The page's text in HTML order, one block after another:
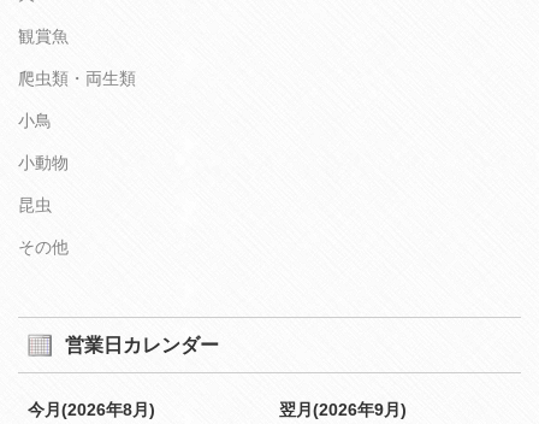
観賞魚
爬虫類・両生類
小鳥
小動物
昆虫
その他
営業日カレンダー
今月(2026年8月)
翌月(2026年9月)